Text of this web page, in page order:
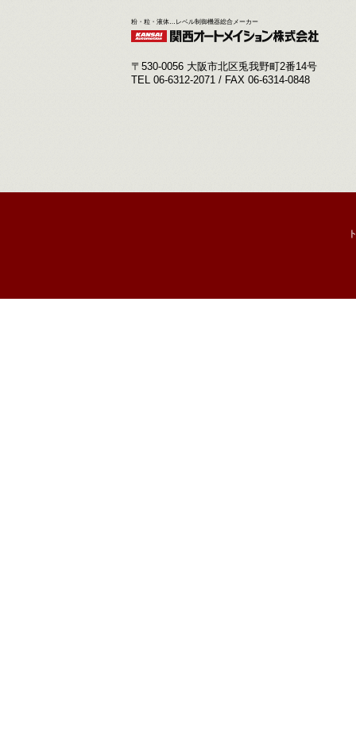
粉・粒・液体…レベル制御機器総合メーカー
〒530-0056 大阪市北区兎我野町2番14号
TEL 06-6312-2071 / FAX 06-6314-0848